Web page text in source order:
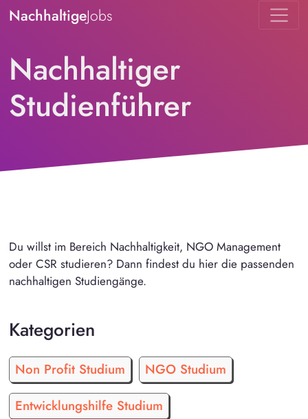
NachhaltigeJobs
Nachhaltiger
Studienführer
Du willst im Bereich Nachhaltigkeit, NGO Management
oder CSR studieren? Dann findest du hier die passenden
nachhaltigen Studiengänge.
Kategorien
Non Profit Studium
NGO Studium
Entwicklungshilfe Studium